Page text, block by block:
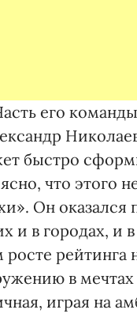
его
быстро
что этого
Он оказался
и в городах, и
в
играя на